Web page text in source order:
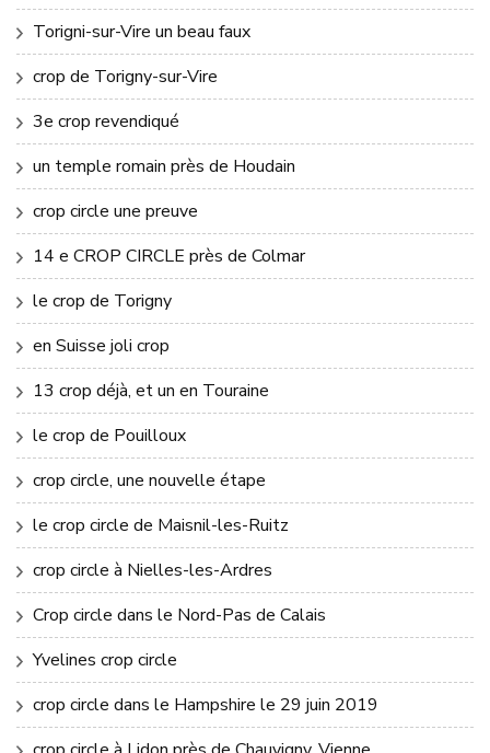
Torigni-sur-Vire un beau faux
crop de Torigny-sur-Vire
3e crop revendiqué
un temple romain près de Houdain
crop circle une preuve
14 e CROP CIRCLE près de Colmar
le crop de Torigny
en Suisse joli crop
13 crop déjà, et un en Touraine
le crop de Pouilloux
crop circle, une nouvelle étape
le crop circle de Maisnil-les-Ruitz
crop circle à Nielles-les-Ardres
Crop circle dans le Nord-Pas de Calais
Yvelines crop circle
crop circle dans le Hampshire le 29 juin 2019